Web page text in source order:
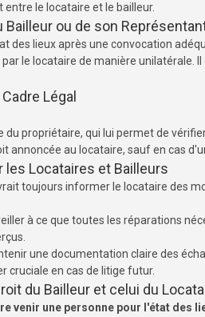
le locataire et le bailleur.
ou de son
des lieux après une convocation
le locataire de manière unilatérale.
Légal
du propriétaire, qui lui permet de
au locataire, sauf en cas
Locataires et Bailleurs
toujours informer le locataire des
à ce que toutes les réparations
une documentation claire des
cruciale en cas de litige futur.
du Bailleur et celui du
venir une personne pour l'état des